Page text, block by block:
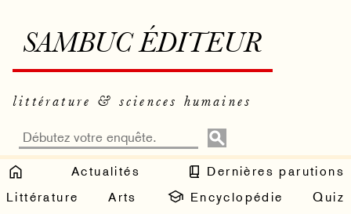
SAMBUC ÉDITEUR
littérature & sciences humaines
Actualités
Dernières parutions
Littérature
Arts Encyclopédie
Quiz